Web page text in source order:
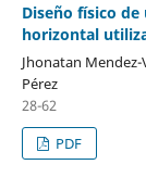
Diseño físico
horizontal
Jhonatan Mendez-
Pérez
28-62
PDF